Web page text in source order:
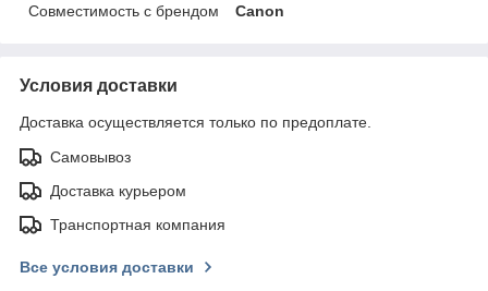
Совместимость с брендом
Canon
Условия доставки
Доставка осуществляется только по предоплате.
Самовывоз
Доставка курьером
Транспортная компания
Все условия доставки